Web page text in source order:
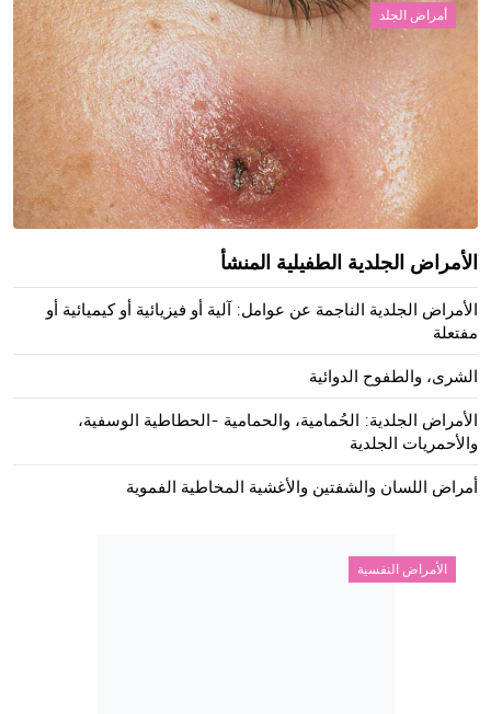
أمراض الجلد
الأمراض الجلدية الطفيلية المنشأ
الأمراض الجلدية الناجمة عن عوامل: آلية أو فيزيائية أو كيميائية أو
مفتعلة
الشرى، والطفوح الدوائية
الأمراض الجلدية: الحُمامية، والحمامية -الحطاطية الوسفية،
والأحمريات الجلدية
أمراض اللسان والشفتين والأغشية المخاطية الفموية
الأمراض النفسية